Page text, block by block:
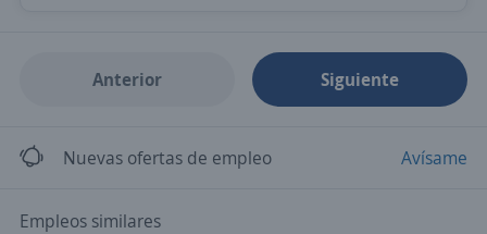
Anterior Siguiente
Nuevas ofertas de empleo Avísame
Empleos similares